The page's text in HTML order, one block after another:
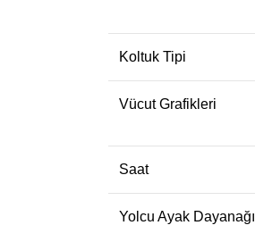
Koltuk Tipi
Vücut Grafikleri
Saat
Yolcu Ayak Dayanağı